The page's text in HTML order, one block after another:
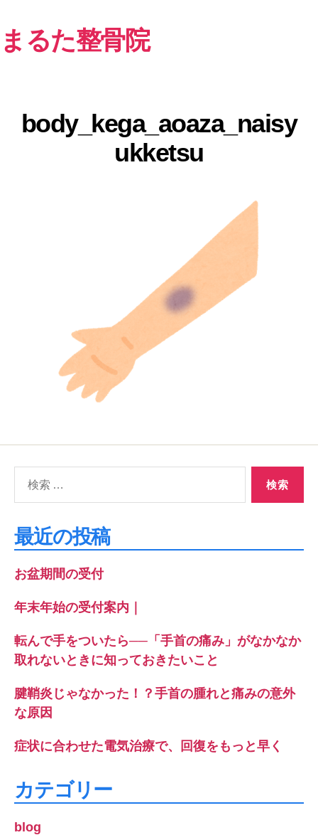
まるた整骨院
body_kega_aoaza_naisy
ukketsu
象:
最近の投稿
お盆期間の受付
年末年始の受付案内｜
転んで手をついたら──「手首の痛み」がなかなか
取れないときに知っておきたいこと
腱鞘炎じゃなかった！？手首の腫れと痛みの意外
な原因
症状に合わせた電気治療で、回復をもっと早く
カテゴリー
blog